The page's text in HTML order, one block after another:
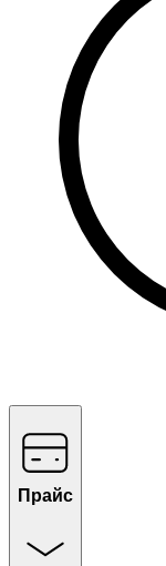
Прайс